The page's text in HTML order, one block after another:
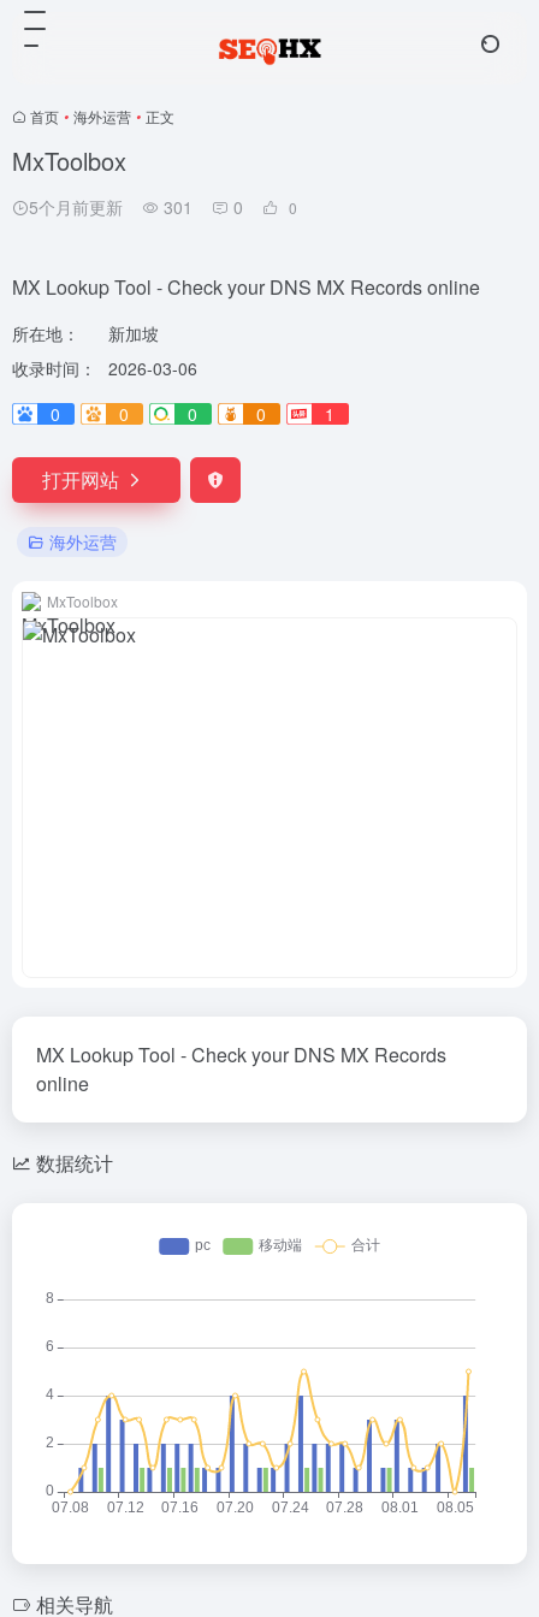
首页 • 海外运营 • 正文
MxToolbox
5个月前更新 301 0 0
MX Lookup Tool - Check your DNS MX Records online
所在地：
新加坡
收录时间：
2026-03-06
0
0 0 0 1
打开网站
海外运营
MxToolbox
MX Lookup Tool - Check your DNS MX Records
online
数据统计
相关导航